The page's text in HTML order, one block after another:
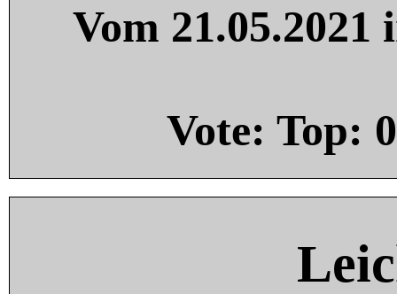
Vom
Vote: Top: 0